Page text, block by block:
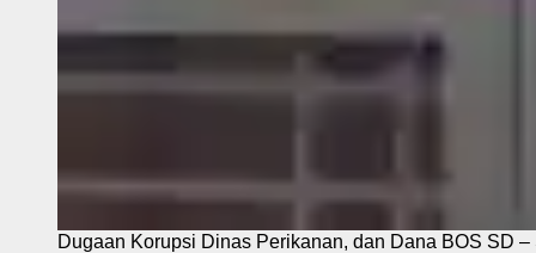
Dugaan Korupsi Dinas Perikanan, dan Dana BOS SD